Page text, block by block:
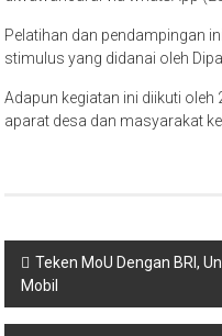
Pelatihan dan pendampingan
stimulus yang didanai oleh
Adapun kegiatan ini diikuti
aparat desa dan masyarakat
Navigasi
pos
Teken MoU Dengan BRI,
Mobil